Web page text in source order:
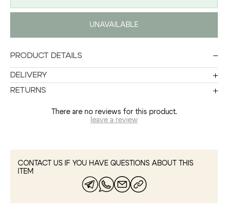
UNAVAILABLE
PRODUCT DETAILS
DELIVERY
RETURNS
There are no reviews for this product.
leave a review
CONTACT US IF YOU HAVE QUESTIONS ABOUT THIS
ITEM